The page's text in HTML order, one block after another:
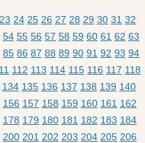
23 24 25 26 27 28 29 30 31 32
54 55 56 57 58 59 60 61 62 63
85 86 87 88 89 90 91 92 93 94
112 113 114 115 116 117 118
134 135 136 137 138 139 140
156 157 158 159 160 161 162
178 179 180 181 182 183 184
200 201 202 203 204 205 206